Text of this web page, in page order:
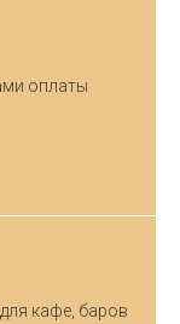
оплаты
кафе, баров